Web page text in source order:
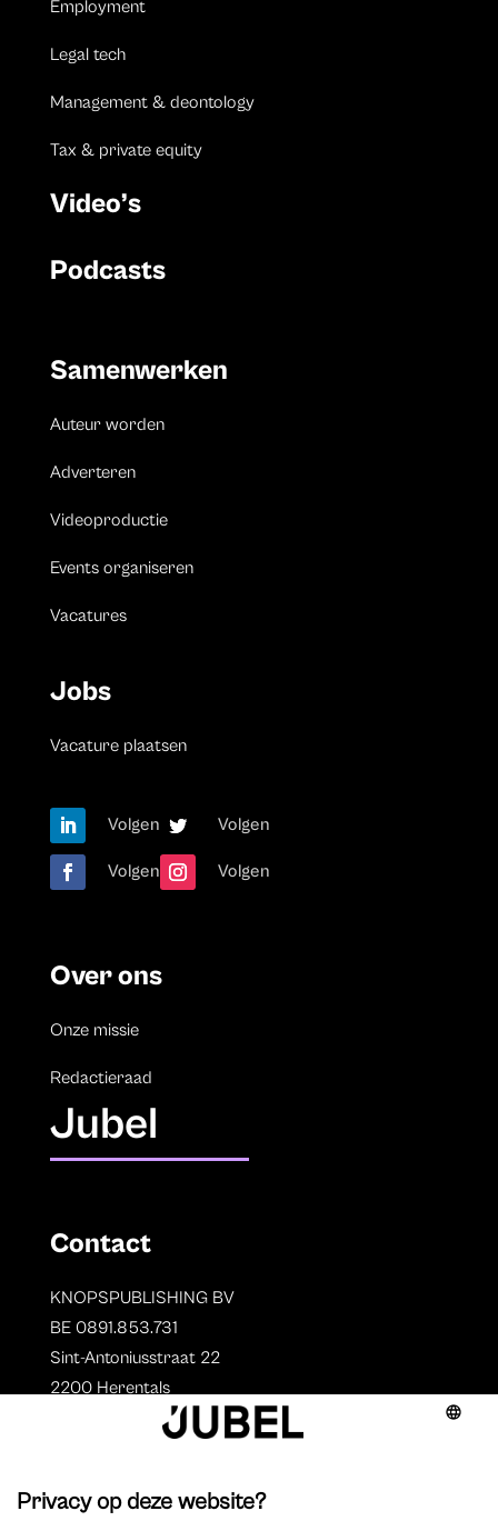
Employment
Legal tech
Management & deontology
Tax & private equity
Video’s
Podcasts
Samenwerken
Auteur worden
Adverteren
Videoproductie
Events organiseren
Vacatures
Jobs
Vacature plaatsen
Volgen Volgen
Volgen Volgen
Over ons
Onze missie
Redactieraad
Jubel
Contact
KNOPSPUBLISHING BV
BE 0891.853.731
Sint-Antoniusstraat 22
2200 Herentals
Auteurs